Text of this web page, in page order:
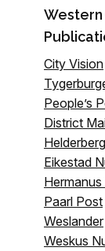
Western
City Vision
People’s
District
Eikestad
Hermanus
Paarl Post
Weslander
Weskus